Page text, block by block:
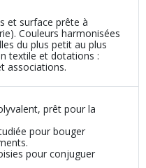
et surface prête à
Couleurs harmonisées
du plus petit au plus
textile et dotations :
associations.
prêt pour la
pour bouger
pour conjuguer